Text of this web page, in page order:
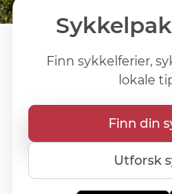
Finn sykkelferier,
lokale
Finn din
Utforsk